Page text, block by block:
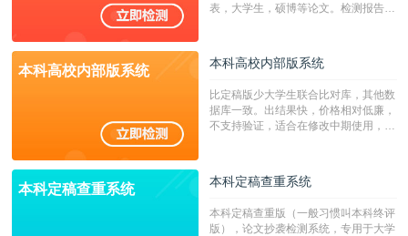
表，大学生，硕博等论文。检测报告支
本科高校内部版系统 本科高校内部版系统
比定稿版少大学生联合比对库，其他数
据库一致。出结果快，价格相对低廉，
不支持验证，适合在修改中期使用，定
本科定稿查重系统 本科定稿查重系统
本科定稿查重版（一般习惯叫本科终评
版），论文抄袭检测系统，专用于大学